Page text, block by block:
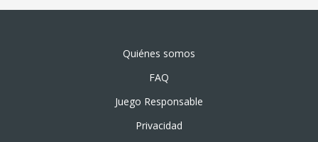
Quiénes somos
FAQ
Juego Responsable
Privacidad